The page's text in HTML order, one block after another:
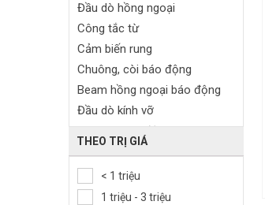
Đầu dò hồng ngoại
Công tắc từ
Cảm biến rung
Chuông, còi báo động
Beam hồng ngoại báo động
Đầu dò kính vỡ
Remote báo động
Module GSM
Trung tâm báo động
Bảng điều khiển
THEO TRỊ GIÁ
< 1 triệu
1 triệu - 3 triệu